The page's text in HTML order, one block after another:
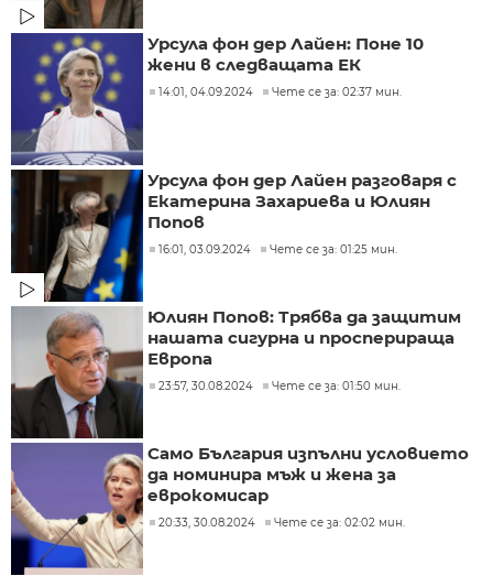
Урсула фон дер Лайен: Поне 10
жени в следващата ЕК
14:01, 04.09.2024 Чете се за: 02:37 мин.
Урсула фон дер Лайен разговаря с
Екатерина Захариева и Юлиян
Попов
16:01, 03.09.2024 Чете се за: 01:25 мин.
Юлиян Попов: Трябва да защитим
нашата сигурна и просперираща
Европа
23:57, 30.08.2024 Чете се за: 01:50 мин.
Само България изпълни условието
да номинира мъж и жена за
еврокомисар
20:33, 30.08.2024 Чете се за: 02:02 мин.